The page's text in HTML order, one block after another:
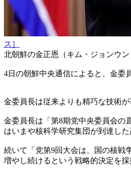
ス］
北朝鮮の金正恩（キム・ジョンウ
4日の朝鮮中央通信によると、金委
金委員長は従来よりも精巧な技術
金委員長は「第8期党中央委員会の
はいまや核科学研究集団が到達し
続いて「党第9回大会は、国の核戦
増やし続けるという戦略的決定を採